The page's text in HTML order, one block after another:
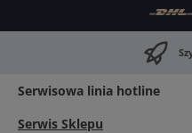
Serwisowa linia hotline
Serwis Sklepu